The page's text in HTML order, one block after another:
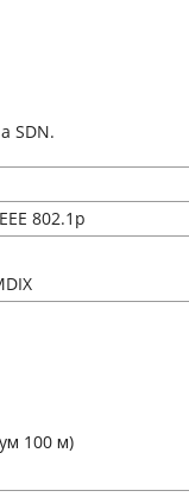
SDN.
802.1p
100 м)